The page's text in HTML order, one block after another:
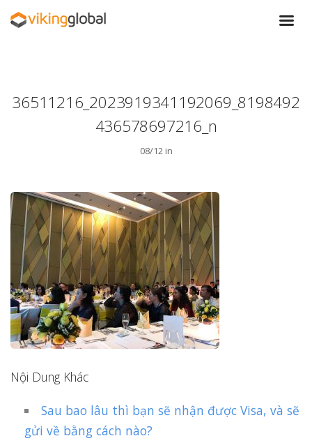
36511216_2023919341192069_8198492
436578697216_n
08/12 in
Nội Dung Khác
Sau bao lâu thì bạn sẽ nhận được Visa, và sẽ
gửi về bằng cách nào?